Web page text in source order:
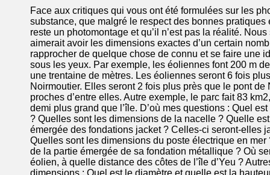
Face aux critiques qui vous ont été formulées sur les
substance, que malgré le respect des bonnes
reste un photomontage et qu’il n’est pas la réalité.
aimerait avoir les dimensions exactes d’un certain
rapprocher de quelque chose de connu et se faire une
sous les yeux. Par exemple, les éoliennes font 200 m
une trentaine de mètres. Les éoliennes seront 6 fois
Noirmoutier. Elles seront 2 fois plus près que le pont
proches d’entre elles. Autre exemple, le parc fait 83
demi plus grand que l’île. D’où mes questions : Quel
? Quelles sont les dimensions de la nacelle ? Quelle
émergée des fondations jacket ? Celles-ci seront-elles
Quelles sont les dimensions du poste électrique en
de la partie émergée de sa fondation métallique ? Où
éolien, à quelle distance des côtes de l’île d’Yeu ?